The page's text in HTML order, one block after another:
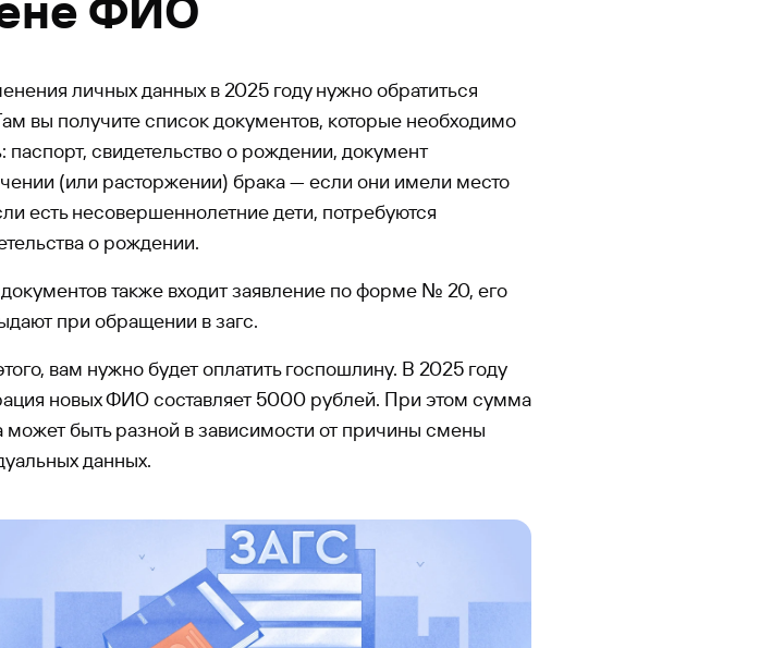
ФИО
личных данных в 2025 году нужно обратиться
вы получите список документов, которые необходимо
паспорт, свидетельство о рождении, документ
(или расторжении) брака — если они имели место
есть несовершеннолетние дети, потребуются
о рождении.
документов также входит заявление по форме № 20, его
при обращении в загс.
вам нужно будет оплатить госпошлину. В 2025 году
новых ФИО составляет 5000 рублей. При этом сумма
может быть разной в зависимости от причины смены
данных.